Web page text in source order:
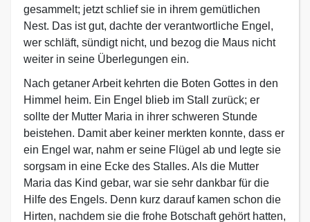
gesammelt; jetzt schlief sie in ihrem gemütlichen
Nest. Das ist gut, dachte der verantwortliche Engel,
wer schläft, sündigt nicht, und bezog die Maus nicht
weiter in seine Überlegungen ein.
Nach getaner Arbeit kehrten die Boten Gottes in den
Himmel heim. Ein Engel blieb im Stall zurück; er
sollte der Mutter Maria in ihrer schweren Stunde
beistehen. Damit aber keiner merkten konnte, dass er
ein Engel war, nahm er seine Flügel ab und legte sie
sorgsam in eine Ecke des Stalles. Als die Mutter
Maria das Kind gebar, war sie sehr dankbar für die
Hilfe des Engels. Denn kurz darauf kamen schon die
Hirten, nachdem sie die frohe Botschaft gehört hatten,